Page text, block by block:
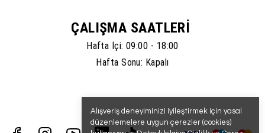
Alışveriş deneyiminizi iyileştirmek için yasal
düzenlemelere uygun çerezler (cookies)
ÇALIŞMA SAATLERİ
Hafta İçi: 09:00 - 18:00
Hafta Sonu: Kapalı